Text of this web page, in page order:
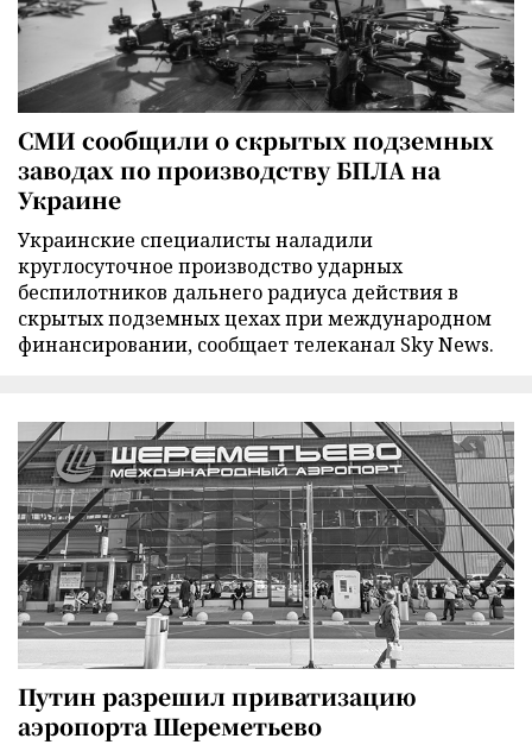
СМИ сообщили о скрытых подземных
заводах по производству БПЛА на
Украине
Украинские специалисты наладили
круглосуточное производство ударных
беспилотников дальнего радиуса действия в
скрытых подземных цехах при международном
финансировании, сообщает телеканал Sky News.
Путин разрешил приватизацию
аэропорта Шереметьево